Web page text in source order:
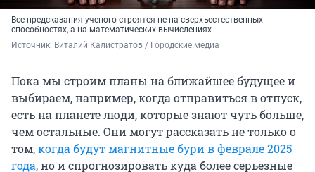
Все предсказания ученого строятся не на сверхъестественных
способностях, а на математических вычислениях
Источник: Виталий Калистратов / Городские медиа
Пока мы строим планы на ближайшее будущее и
выбираем, например, когда отправиться в отпуск,
есть на планете люди, которые знают чуть больше,
чем остальные. Они могут рассказать не только о
том,когда будут магнитные бури в феврале 2025
года, но и спрогнозировать куда более серьезные